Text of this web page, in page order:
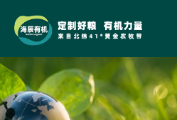
烘
干
鸭
肉